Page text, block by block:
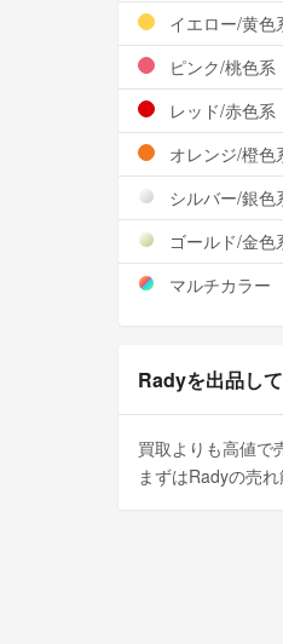
イエロー/黄色
ピンク/桃色系
レッド/赤色系
オレンジ/橙色
シルバー/銀色
ゴールド/金色
マルチカラー
Radyを出品し
買取よりも高値で
まずはRadyの売